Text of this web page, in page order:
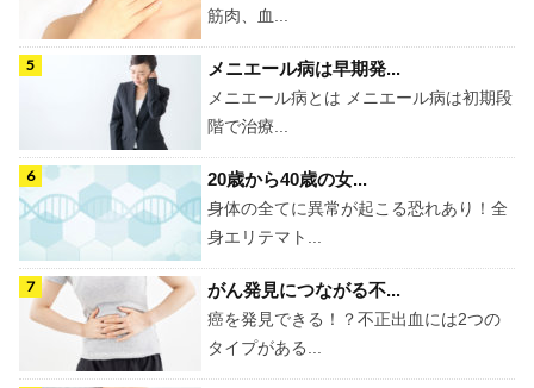
筋肉、血...
メニエール病は早期発...
メニエール病とは メニエール病は初期段
階で治療...
20歳から40歳の女...
身体の全てに異常が起こる恐れあり！全
身エリテマト...
がん発見につながる不...
癌を発見できる！？不正出血には2つの
タイプがある...